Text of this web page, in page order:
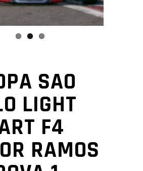
SAO
LIGHT
F4
RAMOS